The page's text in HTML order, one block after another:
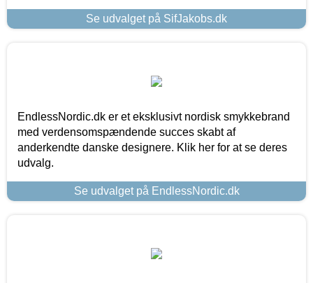
Se udvalget på SifJakobs.dk
EndlessNordic.dk er et eksklusivt nordisk smykkebrand
med verdensomspændende succes skabt af
anderkendte danske designere. Klik her for at se deres
udvalg.
Se udvalget på EndlessNordic.dk